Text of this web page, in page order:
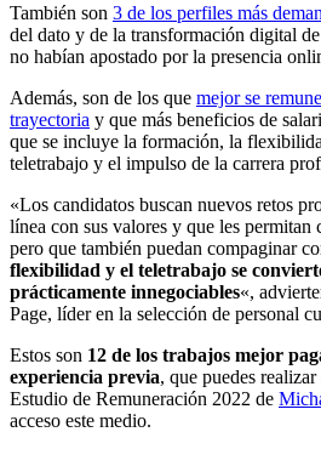
También son 3 de los perfiles más
del dato y de la transformación digital
no habían apostado por la presencia
Además, son de los que mejor se
trayectoria y que más beneficios de
que se incluye la formación, la
teletrabajo y el impulso de la carrera
«Los candidatos buscan nuevos retos
línea con sus valores y que les permitan
pero que también puedan compaginar
flexibilidad y el teletrabajo se
prácticamente innegociables«,
Page, líder en la selección de personal
Estos son 12 de los trabajos mejor
experiencia previa, que puedes realizar
Estudio de Remuneración 2022 de
acceso este medio.